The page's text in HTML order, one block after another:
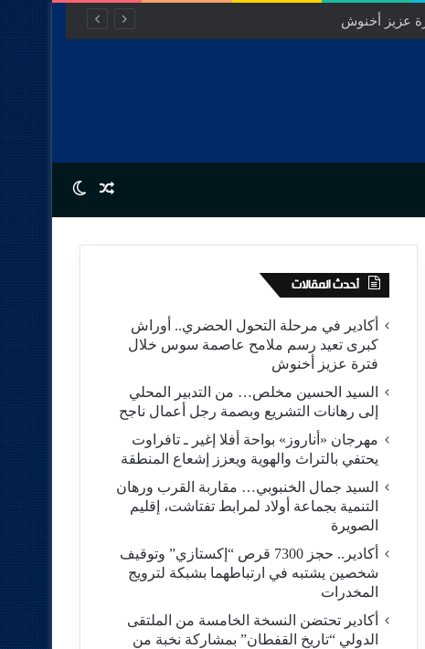
Random Article
Switch skin
أحدث المقالات
أكادير في مرحلة التحول الحضري.. أوراش
كبرى تعيد رسم ملامح عاصمة سوس خلال
فترة عزيز أخنوش
السيد الحسين مخلص… من التدبير المحلي
إلى رهانات التشريع وبصمة رجل أعمال ناجح
مهرجان «أناروز» بواحة أفلا إغير ـ تافراوت
يحتفي بالتراث والهوية ويعزز إشعاع المنطقة
السيد جمال الخنبوبي… مقاربة القرب ورهان
التنمية بجماعة أولاد لمرابط تفتاشت، إقليم
الصويرة
أكادير.. حجز 7300 قرص “إكستازي” وتوقيف
شخصين يشتبه في ارتباطهما بشبكة لترويج
المخدرات
أكادير تحتضن النسخة الخامسة من الملتقى
الدولي “تاريخ القفطان” بمشاركة نخبة من